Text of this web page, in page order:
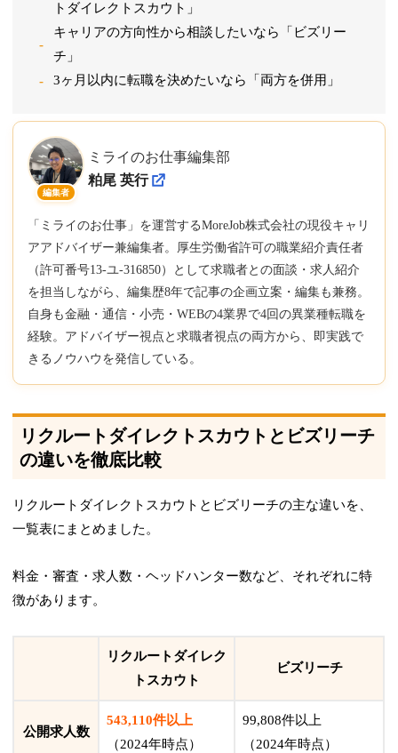
トダイレクトスカウト」
キャリアの方向性から相談したいなら「ビズリー
チ」
3ヶ月以内に転職を決めたいなら「両方を併用」
編集者
ミライのお仕事編集部
粕尾 英行
「ミライのお仕事」を運営するMoreJob株式会社の現役キャリ
アアドバイザー兼編集者。厚生労働省許可の職業紹介責任者
（許可番号13-ユ-316850）として求職者との面談・求人紹介
を担当しながら、編集歴8年で記事の企画立案・編集も兼務。
自身も金融・通信・小売・WEBの4業界で4回の異業種転職を
経験。アドバイザー視点と求職者視点の両方から、即実践で
きるノウハウを発信している。
リクルートダイレクトスカウトとビズリーチ
の違いを徹底比較
リクルートダイレクトスカウトとビズリーチの主な違いを、
一覧表にまとめました。
料金・審査・求人数・ヘッドハンター数など、それぞれに特
徴があります。
リクルートダイレク
トスカウト
ビズリーチ
公開求人数
543,110件以上
（2024年時点）
99,808件以上
（2024年時点）